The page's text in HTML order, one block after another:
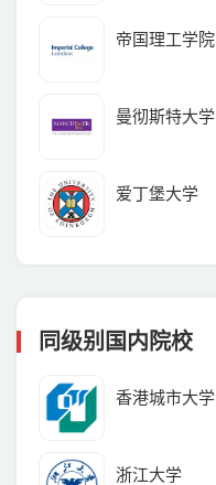
帝国理工学院
曼彻斯特大学
爱丁堡大学
同级别国内院校
香港城市大学
浙江大学